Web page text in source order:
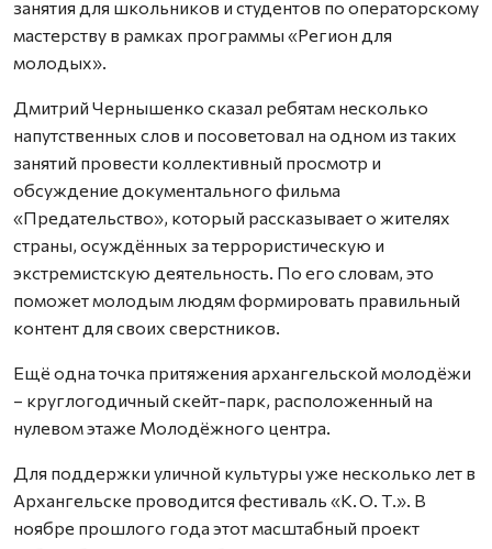
занятия для школьников и студентов по операторскому
мастерству в рамках программы «Регион для
молодых».
Дмитрий Чернышенко сказал ребятам несколько
напутственных слов и посоветовал на одном из таких
занятий провести коллективный просмотр и
обсуждение документального фильма
«Предательство», который рассказывает о жителях
страны, осуждённых за террористическую и
экстремистскую деятельность. По его словам, это
поможет молодым людям формировать правильный
контент для своих сверстников.
Ещё одна точка притяжения архангельской молодёжи
– круглогодичный скейт-парк, расположенный на
нулевом этаже Молодёжного центра.
Для поддержки уличной культуры уже несколько лет в
Архангельске проводится фестиваль «К. О. Т.». В
ноябре прошлого года этот масштабный проект